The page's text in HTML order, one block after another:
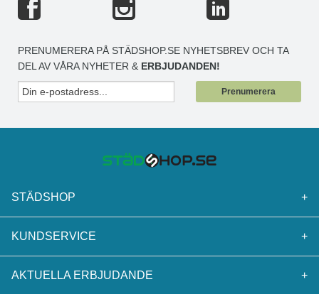
PRENUMERERA PÅ STÄDSHOP.SE NYHETSBREV OCH TA
DEL AV VÅRA NYHETER & ERBJUDANDEN!
Prenumerera
STÄDSHOP +
KUNDSERVICE +
AKTUELLA ERBJUDANDE +